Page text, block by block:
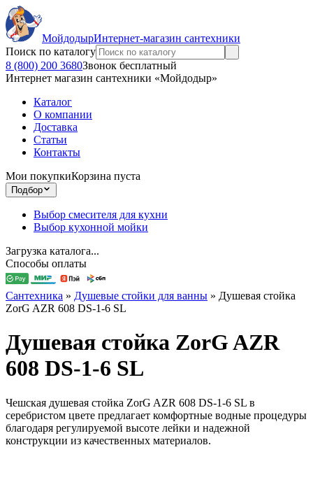
МойдодырИнтернет-магазин сантехники
Поиск по каталогу
8 (800) 200 3680Звонок бесплатный
Интернет магазин сантехники «Мойдодыр»
Каталог
О компании
Доставка
Статьи
Контакты
Мои покупкиКорзина пуста
Подбор
Выбор смесителя для кухни
Выбор кухонной мойки
Загрузка каталога...
Способы оплаты
Сантехника » Душевые стойки для ванны » Душевая стойка
ZorG AZR 608 DS-1-6 SL
Душевая стойка ZorG AZR
608 DS-1-6 SL
Чешская душевая стойка ZorG AZR 608 DS-1-6 SL в
серебристом цвете предлагает комфортные водные процедуры
благодаря регулируемой высоте лейки и надежной
конструкции из качественных материалов.